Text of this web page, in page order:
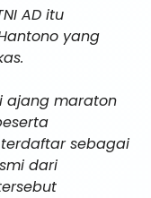
AD itu
yang
ajang maraton
terdaftar sebagai
dari